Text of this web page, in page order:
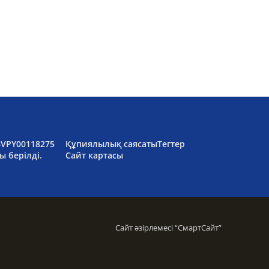
берілді.
Құпиялылық саясатыТегтер
Сайт картасы
Сайт әзірлемесі “СмартСайт”